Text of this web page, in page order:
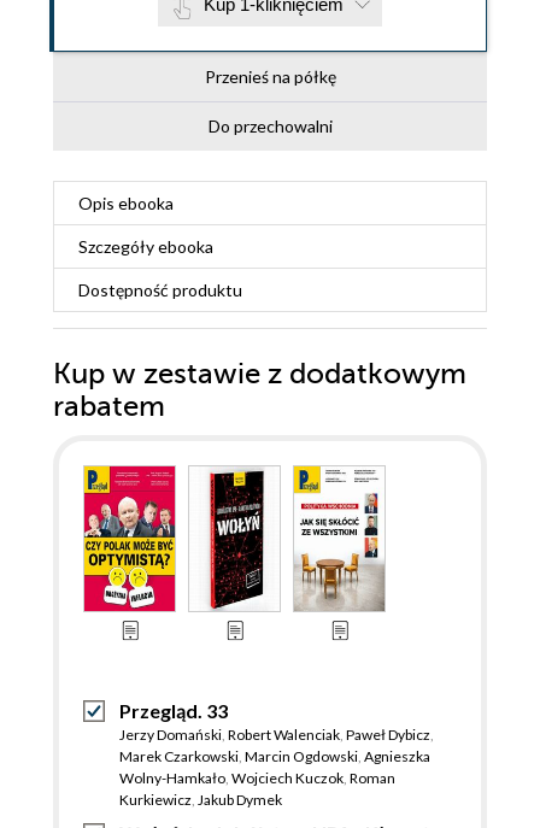
Kup 1-kliknięciem
Przenieś na półkę
Do przechowalni
Opis ebooka
Szczegółyebooka
Dostępność produktu
Kup w zestawie z dodatkowym
rabatem
Przegląd. 33
Jerzy Domański Robert Walenciak Paweł Dybicz
Marek Czarkowski Marcin Ogdowski Agnieszka
Wolny-Hamkało Wojciech Kuczok Roman
Kurkiewicz Jakub Dymek